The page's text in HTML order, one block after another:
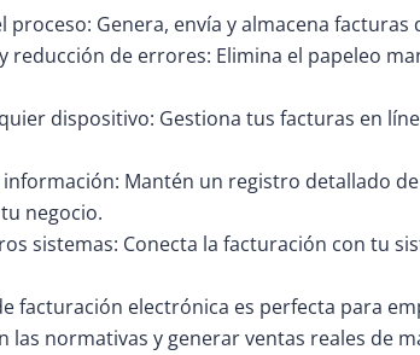
proceso: Genera, envía y almacena
reducción de errores: Elimina el papeleo
dispositivo: Gestiona tus facturas en
Mantén un registro detallado
negocio.
sistemas: Conecta la facturación con tu
facturación electrónica es perfecta para
las normativas y generar ventas reales de